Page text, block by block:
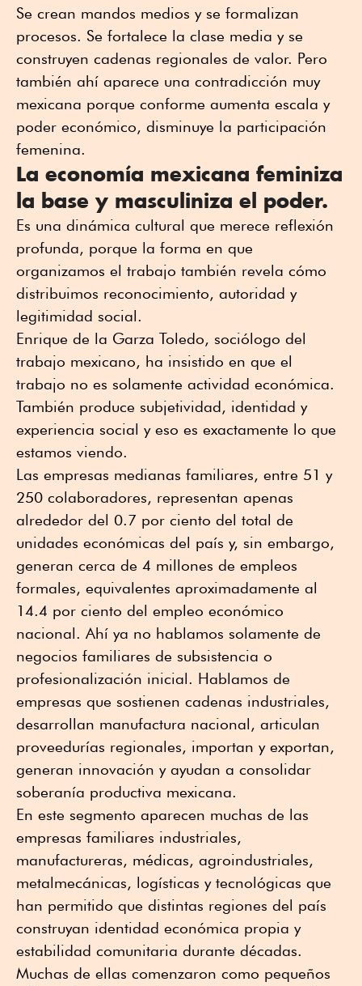
Se crean mandos medios y se formalizan
procesos. Se fortalece la clase media y se
construyen cadenas regionales de valor. Pero
también ahí aparece una contradicción muy
mexicana porque conforme aumenta escala y
poder económico, disminuye la participación
femenina.
La economía mexicana feminiza
la base y masculiniza el poder.
Es una dinámica cultural que merece reflexión
profunda, porque la forma en que
organizamos el trabajo también revela cómo
distribuimos reconocimiento, autoridad y
legitimidad social.
Enrique de la Garza Toledo, sociólogo del
trabajo mexicano, ha insistido en que el
trabajo no es solamente actividad económica.
También produce subjetividad, identidad y
experiencia social y eso es exactamente lo que
estamos viendo.
Las empresas medianas familiares, entre 51 y
250 colaboradores, representan apenas
alrededor del 0.7 por ciento del total de
unidades económicas del país y, sin embargo,
generan cerca de 4 millones de empleos
formales, equivalentes aproximadamente al
14.4 por ciento del empleo económico
nacional. Ahí ya no hablamos solamente de
negocios familiares de subsistencia o
profesionalización inicial. Hablamos de
empresas que sostienen cadenas industriales,
desarrollan manufactura nacional, articulan
proveedurías regionales, importan y exportan,
generan innovación y ayudan a consolidar
soberanía productiva mexicana.
En este segmento aparecen muchas de las
empresas familiares industriales,
manufactureras, médicas, agroindustriales,
metalmecánicas, logísticas y tecnológicas que
han permitido que distintas regiones del país
construyan identidad económica propia y
estabilidad comunitaria durante décadas.
Muchas de ellas comenzaron como pequeños